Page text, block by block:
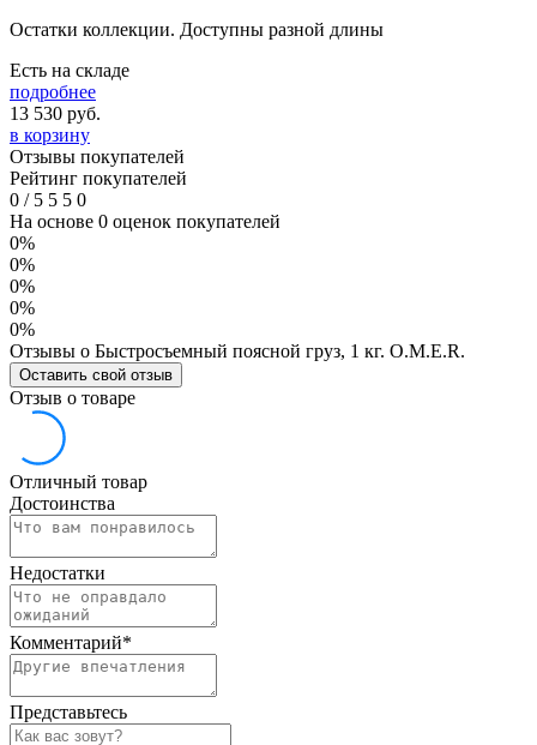
Остатки коллекции. Доступны разной длины
Есть на складе
подробнее
13 530 руб.
в корзину
Отзывы покупателей
Рейтинг покупателей
0 /5 5 5 0
На основе 0 оценок покупателей
0%
0%
0%
0%
0%
Отзывы о Быстросъемный поясной груз, 1 кг. O.M.E.R.
Оставить свой отзыв
Отзыв о товаре
Отличный товар
Достоинства
Недостатки
Комментарий*
Представьтесь